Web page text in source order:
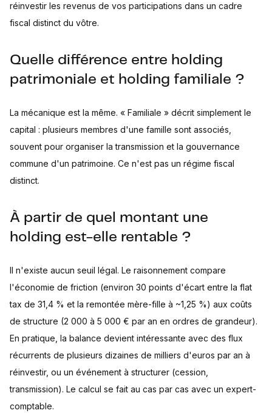
réinvestir les revenus de vos participations dans un cadre
fiscal distinct du vôtre.
Quelle différence entre holding
patrimoniale et holding familiale ?
La mécanique est la même. « Familiale » décrit simplement le
capital : plusieurs membres d'une famille sont associés,
souvent pour organiser la transmission et la gouvernance
commune d'un patrimoine. Ce n'est pas un régime fiscal
distinct.
À partir de quel montant une
holding est-elle rentable ?
Il n'existe aucun seuil légal. Le raisonnement compare
l'économie de friction (environ 30 points d'écart entre la flat
tax de 31,4 % et la remontée mère-fille à ~1,25 %) aux coûts
de structure (2 000 à 5 000 € par an en ordres de grandeur).
En pratique, la balance devient intéressante avec des flux
récurrents de plusieurs dizaines de milliers d'euros par an à
réinvestir, ou un événement à structurer (cession,
transmission). Le calcul se fait au cas par cas avec un expert-
comptable.